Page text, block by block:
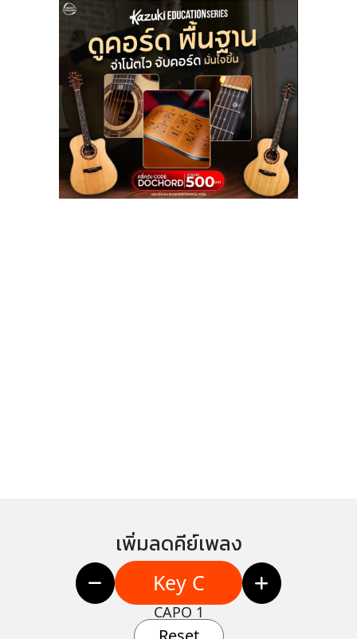
เพิ่มลดคีย์เพลง
Key C
CAPO 1